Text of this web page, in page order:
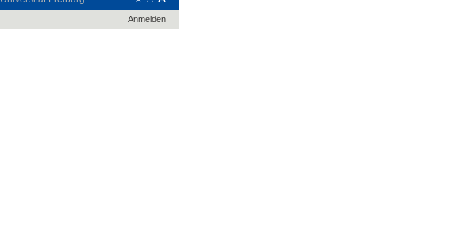
Anmelden